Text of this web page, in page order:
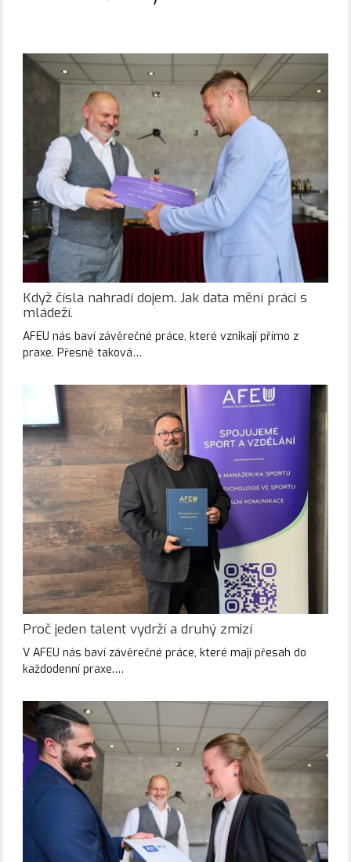
Když čísla nahradí dojem. Jak data mění práci s
mládeží.
AFEU nás baví závěrečné práce, které vznikají přímo z
praxe. Přesně taková…
Proč jeden talent vydrží a druhý zmizí
V AFEU nás baví závěrečné práce, které mají přesah do
každodenní praxe.…